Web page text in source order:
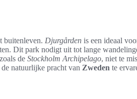
buitenleven. Djurgården is een ideaal
Dit park nodigt uit tot lange
de Stockholm Archipelago, niet te
natuurlijke pracht van Zweden te